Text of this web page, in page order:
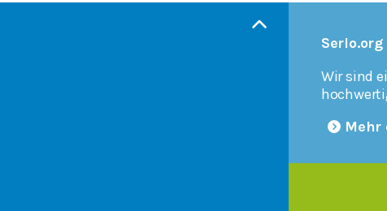
Wir sind
Mehr